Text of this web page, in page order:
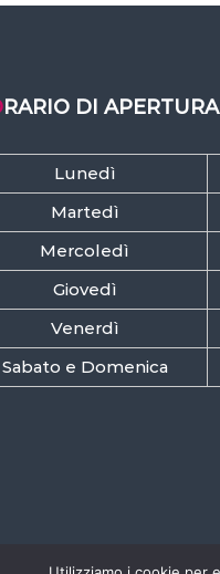
ORARIO DI APERTURA
Lunedì
Martedì
Mercoledì
Giovedì
Venerdì
Sabato e Domenica